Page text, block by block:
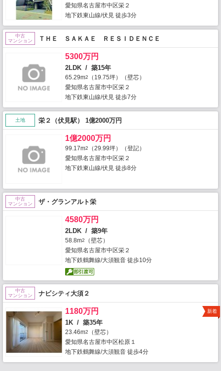
愛知県名古屋市中区栄２
地下鉄東山線/伏見 徒歩3分
中古
マンション
ＴＨＥ ＳＡＫＡＥ ＲＥＳＩＤＥＮＣＥ
5300万円
2LDK / 築15年
65.29m2
（19.75坪）（壁芯）
愛知県名古屋市中区栄２
地下鉄東山線/伏見 徒歩7分
土地 栄２（伏見駅） 1億2000万円
1億2000万円
99.17m2
（29.99坪）（登記）
愛知県名古屋市中区栄２
地下鉄東山線/伏見 徒歩8分
中古
マンション
ザ・グランアルト栄
4580万円
2LDK / 築9年
58.8m2
（壁芯）
愛知県名古屋市中区栄２
地下鉄鶴舞線/大須観音 徒歩10分
中古
マンション
ナビシティ大須２
1180万円
1K / 築35年
23.46m2
（壁芯）
愛知県名古屋市中区松原１
地下鉄鶴舞線/大須観音 徒歩4分
新着